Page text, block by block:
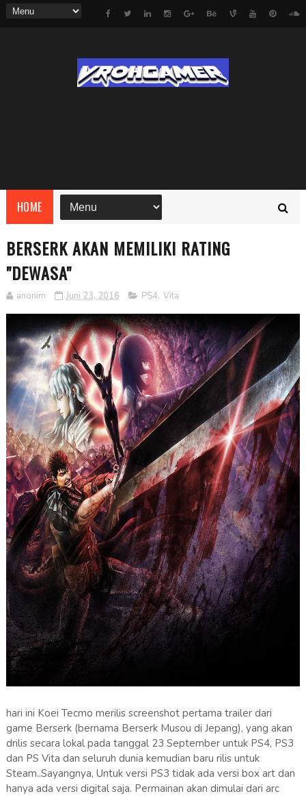
HOME
BERSERK AKAN MEMILIKI RATING
"DEWASA"
anonim Juni 23, 2016 PS4, Vita
hari ini Koei Tecmo merilis screenshot pertama trailer dari
game Berserk (bernama Berserk Musou di Jepang), yang akan
drilis secara lokal pada tanggal 23 September untuk PS4, PS3
dan PS Vita dan seluruh dunia kemudian baru rilis untuk
Steam..Sayangnya, Untuk versi PS3 tidak ada versi box art dan
hanya ada versi digital saja. Permainan akan dimulai dari arc